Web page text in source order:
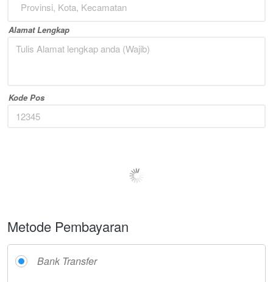
Provinsi, Kota, Kecamatan
Alamat Lengkap
Kode Pos
Metode Pembayaran
Bank Transfer